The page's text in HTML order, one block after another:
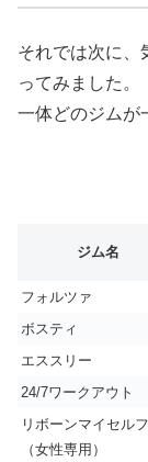
それでは次に、
ってみました。
一体どのジムが
ジム名
フォルツァ
ボスティ
エススリー
24/7ワークアウト
リボーンマイセルフ
（女性専用）